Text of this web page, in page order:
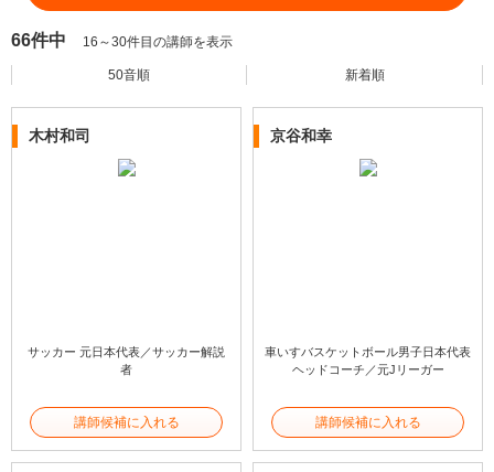
66件中 16～30件目の講師を表示
50音順 新着順
木村和司
サッカー 元日本代表／サッカー解説
者
講師候補に入れる
京谷和幸
車いすバスケットボール男子日本代表
ヘッドコーチ／元Jリーガー
講師候補に入れる